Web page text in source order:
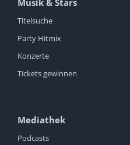
Titelsuche
Party Hitmix
Konzerte
Tickets gewinnen
Mediathek
Podcasts